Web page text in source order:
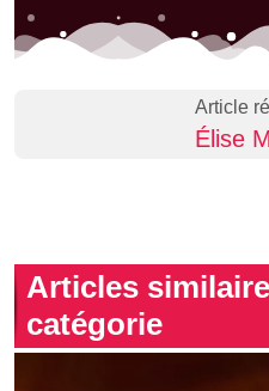
Article
Élise
Articles
catégorie